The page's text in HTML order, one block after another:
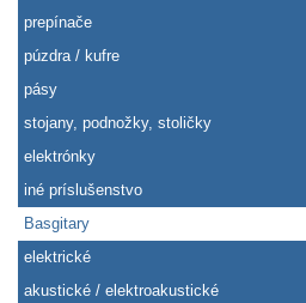
prepínače
púzdra / kufre
pásy
stojany, podnožky, stoličky
elektrónky
iné príslušenstvo
Basgitary
elektrické
akustické / elektroakustické